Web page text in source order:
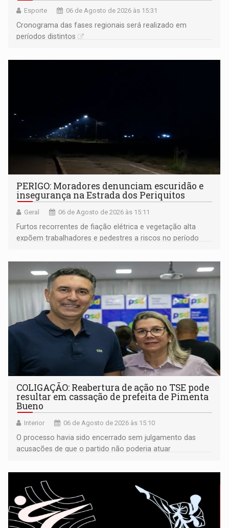
Esporte 06 de Agosto de 2026 às 15:31
Cronograma das fases regionais será realizado em
períodos distintos
PERIGO: Moradores denunciam escuridão e
insegurança na Estrada dos Periquitos
Geral 06 de Agosto de 2026 às 15:11
Furtos recorrentes de fiação elétrica e vegetação alta
expõem trabalhadores e pedestres a riscos no período
COLIGAÇÃO: Reabertura de ação no TSE pode
resultar em cassação de prefeita de Pimenta
Bueno
Interior 06 de Agosto de 2026 às 15:10
O processo havia sido encerrado sem julgamento das
acusações de que o partido não poderia atuar